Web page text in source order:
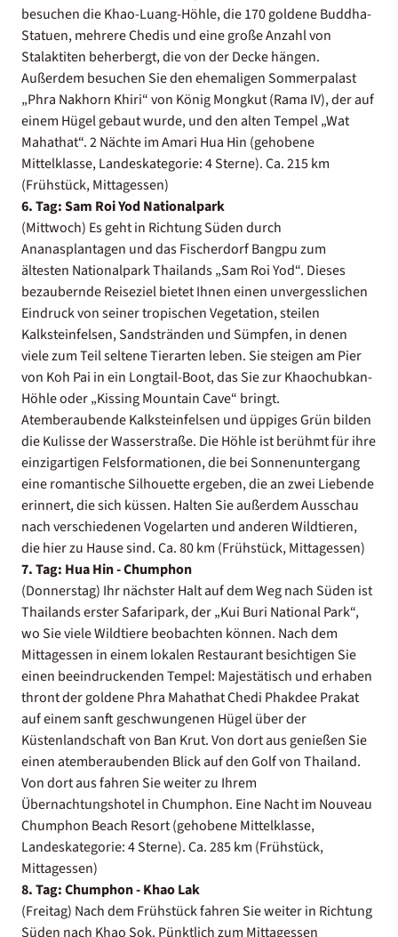
besuchen die Khao-Luang-Höhle, die 170 goldene Buddha-
Statuen, mehrere Chedis und eine große Anzahl von
Stalaktiten beherbergt, die von der Decke hängen.
Außerdem besuchen Sie den ehemaligen Sommerpalast
„Phra Nakhorn Khiri“ von König Mongkut (Rama IV), der auf
einem Hügel gebaut wurde, und den alten Tempel „Wat
Mahathat“. 2 Nächte im Amari Hua Hin (gehobene
Mittelklasse, Landeskategorie: 4 Sterne). Ca. 215 km
(Frühstück, Mittagessen)
6. Tag: Sam Roi Yod Nationalpark
(Mittwoch) Es geht in Richtung Süden durch
Ananasplantagen und das Fischerdorf Bangpu zum
ältesten Nationalpark Thailands „Sam Roi Yod“. Dieses
bezaubernde Reiseziel bietet Ihnen einen unvergesslichen
Eindruck von seiner tropischen Vegetation, steilen
Kalksteinfelsen, Sandstränden und Sümpfen, in denen
viele zum Teil seltene Tierarten leben. Sie steigen am Pier
von Koh Pai in ein Longtail-Boot, das Sie zur Khaochubkan-
Höhle oder „Kissing Mountain Cave“ bringt.
Atemberaubende Kalksteinfelsen und üppiges Grün bilden
die Kulisse der Wasserstraße. Die Höhle ist berühmt für ihre
einzigartigen Felsformationen, die bei Sonnenuntergang
eine romantische Silhouette ergeben, die an zwei Liebende
erinnert, die sich küssen. Halten Sie außerdem Ausschau
nach verschiedenen Vogelarten und anderen Wildtieren,
die hier zu Hause sind. Ca. 80 km (Frühstück, Mittagessen)
7. Tag: Hua Hin - Chumphon
(Donnerstag) Ihr nächster Halt auf dem Weg nach Süden ist
Thailands erster Safaripark, der „Kui Buri National Park“,
wo Sie viele Wildtiere beobachten können. Nach dem
Mittagessen in einem lokalen Restaurant besichtigen Sie
einen beeindruckenden Tempel: Majestätisch und erhaben
thront der goldene Phra Mahathat Chedi Phakdee Prakat
auf einem sanft geschwungenen Hügel über der
Küstenlandschaft von Ban Krut. Von dort aus genießen Sie
einen atemberaubenden Blick auf den Golf von Thailand.
Von dort aus fahren Sie weiter zu Ihrem
Übernachtungshotel in Chumphon. Eine Nacht im Nouveau
Chumphon Beach Resort (gehobene Mittelklasse,
Landeskategorie: 4 Sterne). Ca. 285 km (Frühstück,
Mittagessen)
8. Tag: Chumphon - Khao Lak
(Freitag) Nach dem Frühstück fahren Sie weiter in Richtung
Süden nach Khao Sok. Pünktlich zum Mittagessen